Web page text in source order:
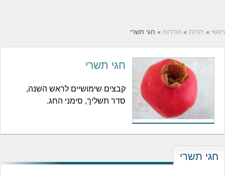
ראשי » יהדות » הורדות » חגי תשרי
חגי תשרי
קבצים שימושיים לראש השנה,
סדר תשליך, סימני החג.
חגי תשרי